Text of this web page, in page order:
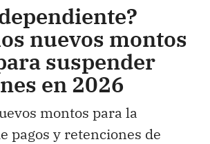
nuevos montos
suspender
en 2026
montos para la
pagos y retenciones de